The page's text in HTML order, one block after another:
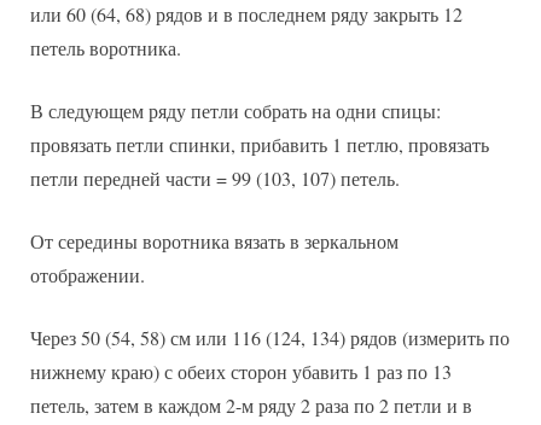
или 60 (64, 68) рядов и в последнем ряду закрыть 12
петель воротника.
В следующем ряду петли собрать на одни спицы:
провязать петли спинки, прибавить 1 петлю, провязать
петли передней части = 99 (103, 107) петель.
От середины воротника вязать в зеркальном
отображении.
Через 50 (54, 58) см или 116 (124, 134) рядов (измерить по
нижнему краю) с обеих сторон убавить 1 раз по 13
петель, затем в каждом 2-м ряду 2 раза по 2 петли и в